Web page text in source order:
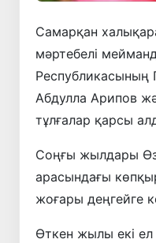
Самарқан
мәртебелі
Республикасының
Абдулла Арипов
тұлғалар қарсы
Соңғы жылдары
арасындағы
жоғары деңгейге
Өткен жылы екі